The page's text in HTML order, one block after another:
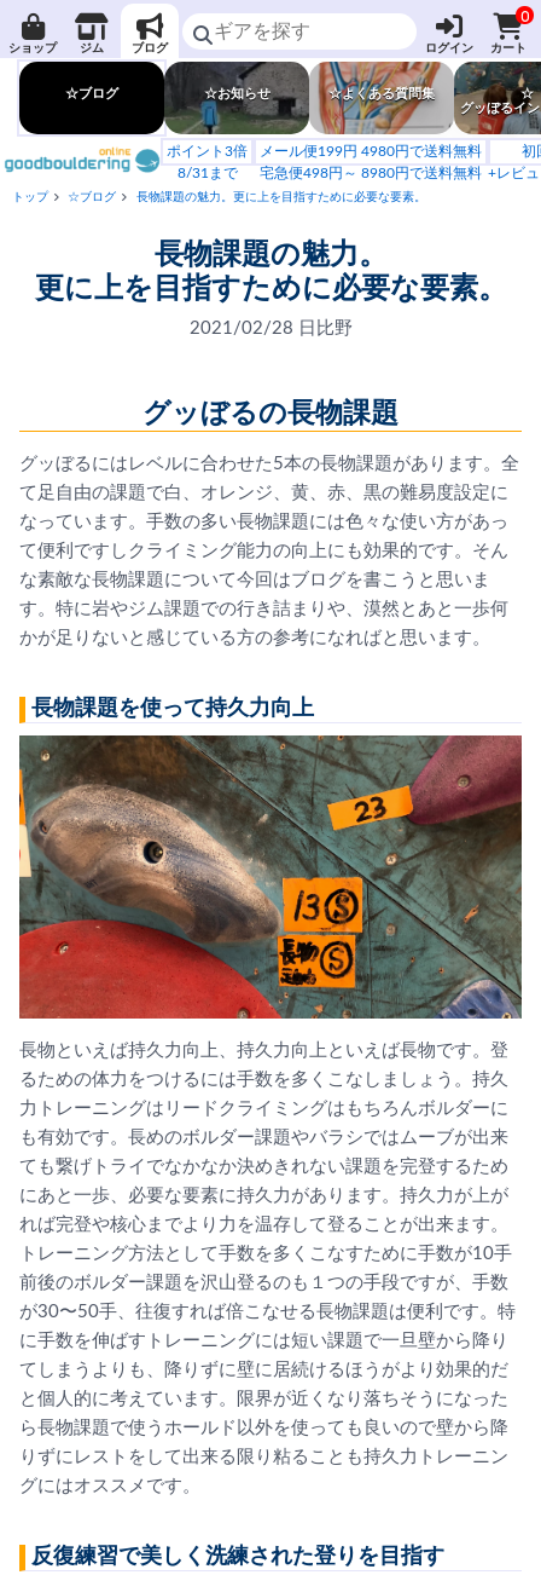
ショップ ジム ブログ ログイン
0
カート
☆ブログ ☆お知らせ ☆よくある質問集
☆
グッぼるイ
ポイント3倍
8/31まで
メール便199円 4980円で送料無料
宅急便498円～ 8980円で送料無料
初
+レビ
トップ ☆ブログ 長物課題の魅力。更に上を目指すために必要な要素。
長物課題の魅力。
更に上を目指すために必要な要素。
2021/02/28 日比野
グッぼるの長物課題
グッぼるにはレベルに合わせた5本の長物課題があります。 全
て足自由の課題で白、オレンジ、黄、赤、 黒の難易度設定に
なっています。 手数の多い長物課題には色々な使い方があっ
て便利ですしクライミ ング能力の向上にも効果的です。 そん
な素敵な長物課題について今回はブログを書こうと思いま
す。特に岩やジム課題での行き詰まりや、漠然とあと一歩何
かが足りないと感じている方の参考になればと思います。
長物課題を使って持久力向上
長物といえば持久力向上、持久力向上といえば長物です。 登
るための体力をつけるには手数を多くこなしましょう。 持久
力トレーニングはリードクライミングはもちろんボルダーに
も有効です。 長めのボルダー課題やバラシではムーブが出来
ても繋げトライでなかなか決めきれない課題を完登するため
にあと一歩、必要な要素に持久力があります。 持久力が上が
れば完登や核心までより力を温存して登ることが出来 ます。
トレーニング方法として手数を多くこなすために手数が10手
前後のボルダー課題を沢山登るのも１つの手段ですが、手数
が30〜50手、往復すれば倍こなせる長物課題は便利です。 特
に手数を伸ばすトレーニングには短い課題で一旦壁から降り
てし まうよりも、
降りずに壁に居続けるほうがより効果的だ
と個人的に考えています。
限界が近くなり落ちそうになった
ら長物課題で使うホールド以外を使っても良いので壁から降
りずにレストをして出来る限り粘ること も持久力トレーニン
グにはオススメです。
反復練習で美しく洗練された登りを目指す